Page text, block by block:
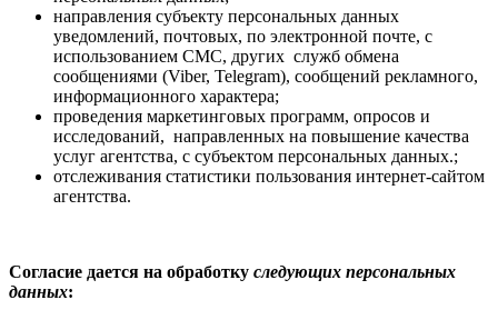
направления субъекту персональных данных
уведомлений, почтовых, по электронной почте, с
использованием СМС, других служб обмена
сообщениями (Viber, Telegram), сообщений рекламного,
информационного характера;
проведения маркетинговых программ, опросов и
исследований, направленных на повышение качества
услуг агентства, с субъектом персональных данных.;
отслеживания статистики пользования интернет-сайтом
агентства.
Согласие дается на обработку следующих персональных
данных: